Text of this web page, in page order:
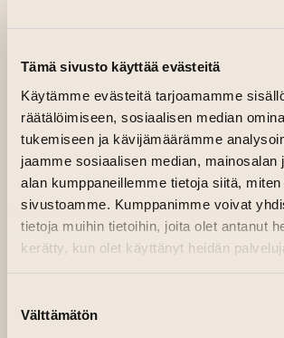
Tämä sivusto käyttää evästeitä
Käytämme evästeitä tarjoamamme
räätälöimiseen, sosiaalisen median
tukemiseen ja kävijämäärämme
jaamme sosiaalisen median, mainosalan
alan kumppaneillemme tietoja siitä,
sivustoamme. Kumppanimme voivat
tietoja muihin tietoihin, joita olet antanut
kerätty, kun olet käyttänyt heidän
valinta
Välttämätön